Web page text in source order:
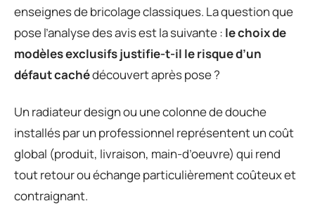
enseignes de bricolage classiques. La question que
pose l’analyse des avis est la suivante : le choix de
modèles exclusifs justifie-t-il le risque d’un
défaut cachédécouvert après pose ?
Un radiateur design ou une colonne de douche
installés par un professionnel représentent un coût
global (produit, livraison, main-d’oeuvre) qui rend
tout retour ou échange particulièrement coûteux et
contraignant.